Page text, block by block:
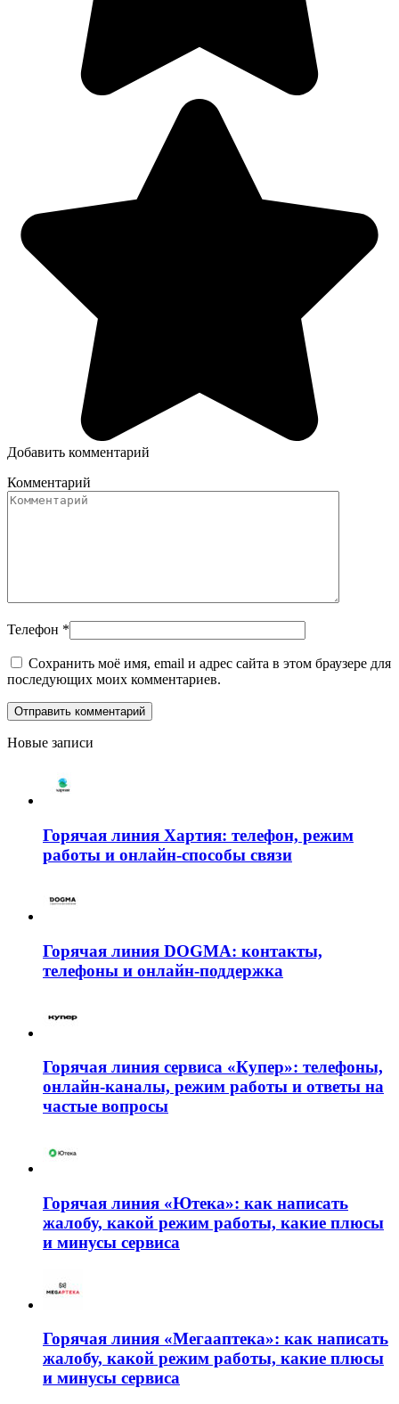
Добавить комментарий
Комментарий
Телефон *
Сохранить моё имя, email и адрес сайта в этом браузере для
последующих моих комментариев.
Новые записи
Горячая линия Хартия: телефон, режим
работы и онлайн-способы связи
Горячая линия DOGMA: контакты,
телефоны и онлайн-поддержка
Горячая линия сервиса «Купер»: телефоны,
онлайн-каналы, режим работы и ответы на
частые вопросы
Горячая линия «Ютека»: как написать
жалобу, какой режим работы, какие плюсы
и минусы сервиса
Горячая линия «Мегааптека»: как написать
жалобу, какой режим работы, какие плюсы
и минусы сервиса